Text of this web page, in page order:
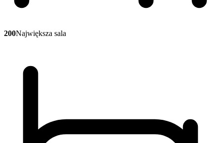
200Największa sala